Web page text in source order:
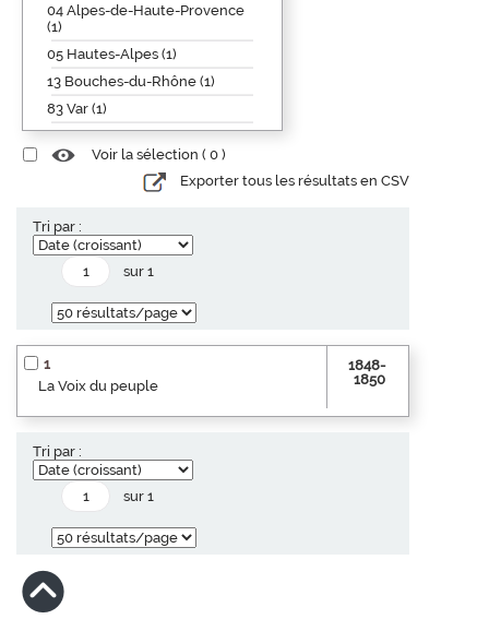
04 Alpes-de-Haute-Provence
(1)
05 Hautes-Alpes (1)
13 Bouches-du-Rhône (1)
83 Var (1)
Voir la sélection ( 0 )
Exporter tous les résultats en CSV
Tri par :
sur 1
1
La Voix du peuple
1848-
1850
Tri par :
sur 1